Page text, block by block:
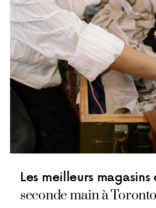
Les meilleurs magasins
seconde main à Toronto